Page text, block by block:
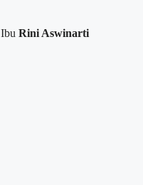
Rini Aswinarti